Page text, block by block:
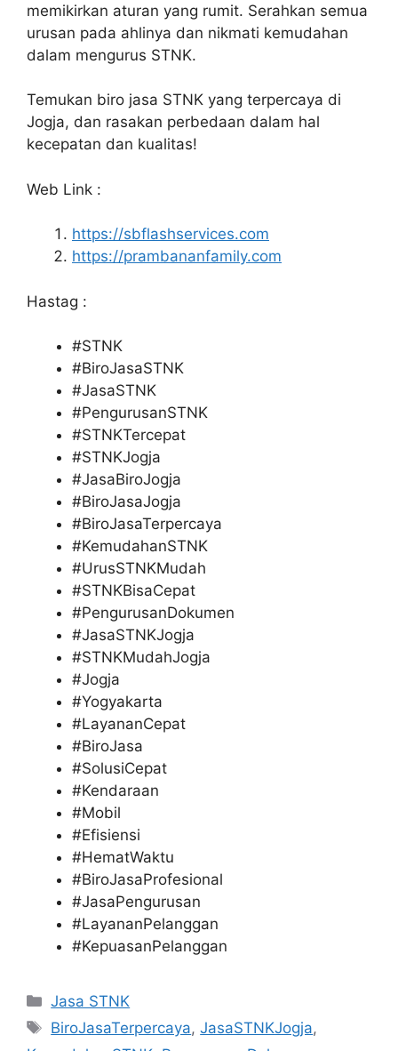
memikirkan aturan yang rumit. Serahkan semua
urusan pada ahlinya dan nikmati kemudahan
dalam mengurus STNK.
Temukan biro jasa STNK yang terpercaya di
Jogja, dan rasakan perbedaan dalam hal
kecepatan dan kualitas!
Web Link :
https://sbflashservices.com
https://prambananfamily.com
Hastag :
#STNK
#BiroJasaSTNK
#JasaSTNK
#PengurusanSTNK
#STNKTercepat
#STNKJogja
#JasaBiroJogja
#BiroJasaJogja
#BiroJasaTerpercaya
#KemudahanSTNK
#UrusSTNKMudah
#STNKBisaCepat
#PengurusanDokumen
#JasaSTNKJogja
#STNKMudahJogja
#Jogja
#Yogyakarta
#LayananCepat
#BiroJasa
#SolusiCepat
#Kendaraan
#Mobil
#Efisiensi
#HematWaktu
#BiroJasaProfesional
#JasaPengurusan
#LayananPelanggan
#KepuasanPelanggan
Categories
Jasa STNK
Tags
BiroJasaTerpercaya,JasaSTNKJogja,